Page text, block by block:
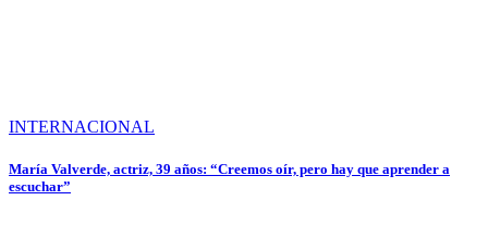
INTERNACIONAL
María Valverde, actriz, 39 años: “Creemos oír, pero hay que aprender a
escuchar”